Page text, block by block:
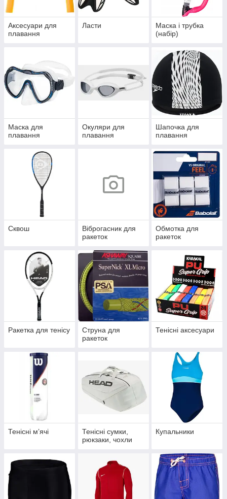
Аксесуари для
плавання
Ласти
Маска і трубка
(набір)
Маска для
плавання
Окуляри для
плавання
Шапочка для
плавання
Сквош
Віброгасник для
ракеток
Обмотка для
ракеток
Ракетка для тенісу
Струна для
ракеток
Тенісні аксесуари
Тенісні мʼячі
Тенісні сумки,
рюкзаки, чохли
Купальники